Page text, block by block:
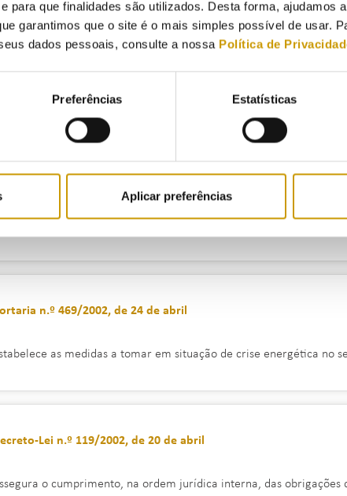
para que finalidades são utilizados. Desta forma, ajudamos
garantimos que o site é o mais simples possível de usar.
dados pessoais, consulte a nossa Política de
Preferências Estatísticas
Aplicar preferências
2002/40/CE da Comissão, de 8 de maio de 2002
à aplicação da Diretiva 92/75/CEE do Conselho no que
para uso doméstico
n.º 468/2002, de 24 de abril
o Regulamento para a Atribuição de Licenças para a
n.º 469/2002, de 24 de abril
as medidas a tomar em situação de crise energética no
Lei n.º 119/2002, de 20 de abril
o cumprimento, na ordem jurídica interna, das obrigações